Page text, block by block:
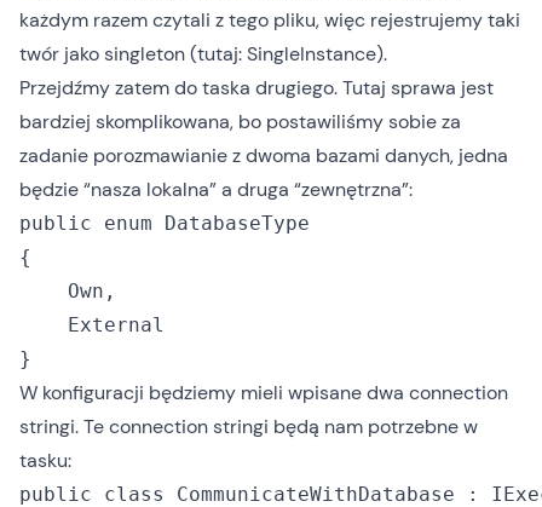
każdym razem czytali z tego pliku, więc rejestrujemy taki
twór jako singleton (tutaj: SingleInstance).
Przejdźmy zatem do taska drugiego. Tutaj sprawa jest
bardziej skomplikowana, bo postawiliśmy sobie za
zadanie porozmawianie z dwoma bazami danych, jedna
będzie “nasza lokalna” a druga “zewnętrzna”:
public enum DatabaseType
{
    Own,
    External
W konfiguracji będziemy mieli wpisane dwa connection
stringi. Te connection stringi będą nam potrzebne w
tasku:
public class CommunicateWithDatabase :